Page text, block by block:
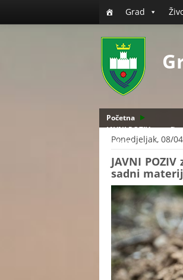
Grad
Početna
JAVNI POZIV za
žitarice
Ponedjeljak, 08/
JAVNI
sadni